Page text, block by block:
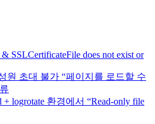
SSLCertificateFile does not exist or
원 초대 불가 “페이지를 로드할 수
+ logrotate 환경에서 “Read-only file